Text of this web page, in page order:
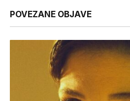
POVEZANE OBJAVE